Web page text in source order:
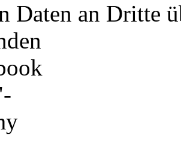
Daten an Dritte